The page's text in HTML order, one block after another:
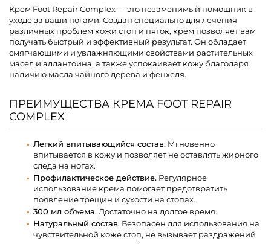
Крем Foot Repair Complex — это незаменимый помощник в
уходе за ваши ногами. Создан специально для лечения
различных проблем кожи стоп и пяток, крем позволяет вам
получать быстрый и эффективный результат. Он обладает
смягчающими и увлажняющими свойствами растительных
масел и аллантоина, а также успокаивает кожу благодаря
наличию масла чайного дерева и фенхеля.
ПРЕИМУЩЕСТВА КРЕМА FOOT REPAIR
COMPLEX
Легкий впитывающийся состав. Мгновенно
впитывается в кожу и позволяет не оставлять жирного
следа на ногах.
Профилактическое действие. Регулярное
использование крема помогает предотвратить
появление трещин и сухости на стопах.
300 мл объема. Достаточно на долгое время.
Натуральный состав. Безопасен для использования на
чувствительной коже стоп, не вызывает раздражений